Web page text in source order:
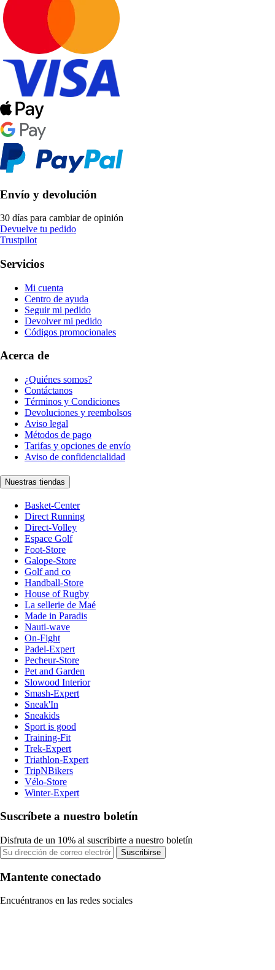
Envío y devolución
30 días para cambiar de opinión
Devuelve tu pedido
Trustpilot
Servicios
Mi cuenta
Centro de ayuda
Seguir mi pedido
Devolver mi pedido
Códigos promocionales
Acerca de
¿Quiénes somos?
Contáctanos
Términos y Condiciones
Devoluciones y reembolsos
Aviso legal
Métodos de pago
Tarifas y opciones de envío
Aviso de confidencialidad
Nuestras tiendas
Basket-Center
Direct Running
Direct-Volley
Espace Golf
Foot-Store
Galope-Store
Golf and co
Handball-Store
House of Rugby
La sellerie de Maé
Made in Paradis
Nauti-wave
On-Fight
Padel-Expert
Pecheur-Store
Pet and Garden
Slowood Interior
Smash-Expert
Sneak'In
Sneakids
Sport is good
Training-Fit
Trek-Expert
Triathlon-Expert
TripNBikers
Vélo-Store
Winter-Expert
Suscríbete a nuestro boletín
Disfruta de un 10% al suscribirte a nuestro boletín
Suscribirse
Mantente conectado
Encuéntranos en las redes sociales